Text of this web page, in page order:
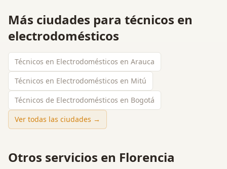
Más ciudades para técnicos en
electrodomésticos
Técnicos en Electrodomésticos en Arauca
Técnicos en Electrodomésticos en Mitú
Técnicos de Electrodomésticos en Bogotá
Ver todas las ciudades →
Otros servicios en Florencia